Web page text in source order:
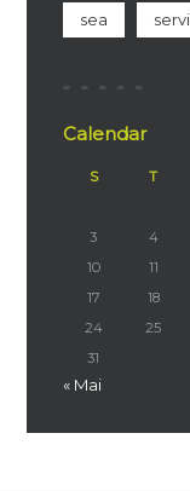
sea
Calendar
S T
3
4
10
11
17
18
24
25
31
« Mai